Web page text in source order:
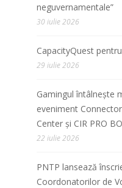
neguvernamentale”
30 iulie 2026
CapacityQuest
29 iulie 2026
Gamingul întâlnește
eveniment
Center și CIR PRO
22 iulie 2026
PNTP lansează
Coordonatorilor de